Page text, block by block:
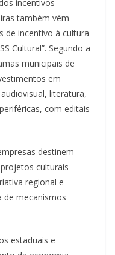
incentivos
também vêm
de incentivo à cultura
Cultural”. Segundo a
municipais de
em
literatura,
com editais
destinem
culturais
regional e
de mecanismos
estaduais e